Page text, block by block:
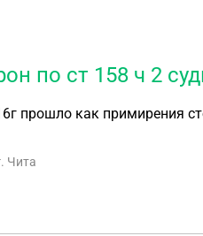
по ст 158 ч 2
прошло как примирения
Чита